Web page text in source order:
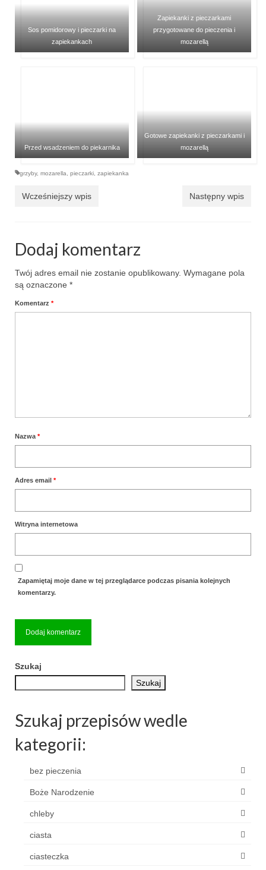
Sos pomidorowy i pieczarki na
zapiekankach
Zapiekanki z pieczarkami
przygotowane do pieczenia i
mozarellą
Przed wsadzeniem do piekarnika
Gotowe zapiekanki z pieczarkami i
mozarellą
grzyby, mozarella pieczarki zapiekanka
Wcześniejszy wpis Następny wpis
Dodaj komentarz
Twój adres email nie zostanie opublikowany. Wymagane pola
są oznaczone *
Komentarz *
Nazwa *
Adres email *
Witryna internetowa
Zapamiętaj moje dane w tej przeglądarce podczas pisania kolejnych
komentarzy.
Szukaj
Szukaj
Szukaj przepisów wedle
kategorii:
bez pieczenia
Boże Narodzenie
chleby
ciasta
ciasteczka